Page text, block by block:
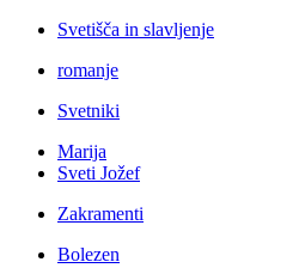
Svetišča in slavljenje
romanje
Svetniki
Marija
Sveti Jožef
Zakramenti
Bolezen